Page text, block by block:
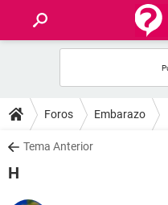
FOROS
SALUD
Foros Embarazo
Tema Anterior
H